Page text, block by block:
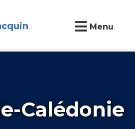
Menu
Calédonie